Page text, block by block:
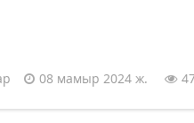
08 мамыр 2024 ж.